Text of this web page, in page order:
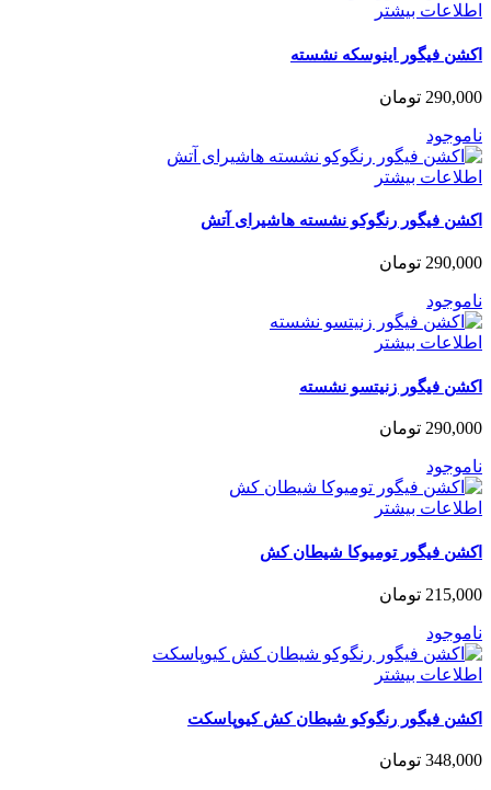
اطلاعات بیشتر
اکشن فیگور اینوسکه نشسته
290,000 تومان
ناموجود
اطلاعات بیشتر
اکشن فیگور رنگوکو نشسته هاشیرای آتش
290,000 تومان
ناموجود
اطلاعات بیشتر
اکشن فیگور زنیتسو نشسته
290,000 تومان
ناموجود
اطلاعات بیشتر
اکشن فیگور تومیوکا شیطان کش
215,000 تومان
ناموجود
اطلاعات بیشتر
اکشن فیگور رنگوکو شیطان کش کیوپاسکت
348,000 تومان